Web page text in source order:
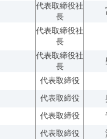
代表取締役社
長
代表取締役社
長
代表取締役社
長
代表取締役
代表取締役
代表取締役
代表取締役